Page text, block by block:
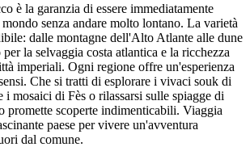
è la garanzia di essere immediatamente
senza andare molto lontano. La varietà
dalle montagne dell'Alto Atlante alle dune
per la selvaggia costa atlantica e la ricchezza
imperiali. Ogni regione offre un'esperienza
Che si tratti di esplorare i vivaci souk di
i mosaici di Fès o rilassarsi sulle spiagge di
promette scoperte indimenticabili. Viaggia
paese per vivere un'avventura
dal comune.